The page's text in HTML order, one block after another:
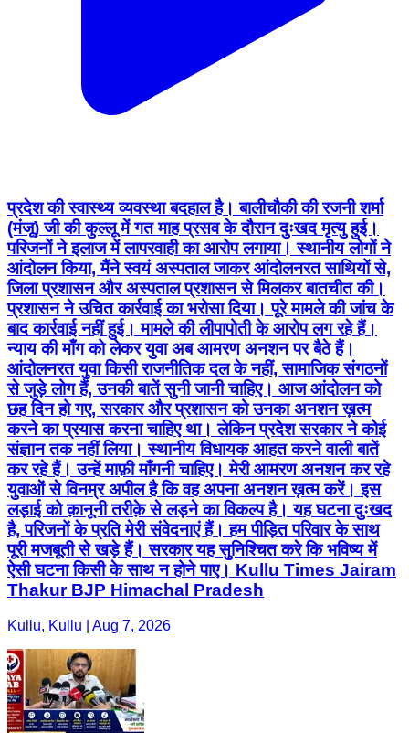
प्रदेश की स्वास्थ्य व्यवस्था बदहाल है। बालीचौकी की रजनी शर्मा
प्रशासन ने उचित कार्रवाई का भरोसा दिया। पूरे मामले की जांच के
बाद कार्रवाई नहीं हुई। मामले की लीपापोती के आरोप लग रहे हैं।
न्याय की माँग को लेकर युवा अब आमरण अनशन पर बैठे हैं।
आंदोलनरत युवा किसी राजनीतिक दल के नहीं, सामाजिक संगठनों
से जुड़े लोग हैं, उनकी बातें सुनी जानी चाहिए। आज आंदोलन को
छह दिन हो गए, सरकार और प्रशासन को उनका अनशन ख़त्म
करने का प्रयास करना चाहिए था। लेकिन प्रदेश सरकार ने कोई
संज्ञान तक नहीं लिया। स्थानीय विधायक आहत करने वाली बातें
कर रहे हैं। उन्हें माफ़ी माँगनी चाहिए। मेरी आमरण अनशन कर रहे
युवाओं से विनम्र अपील है कि वह अपना अनशन ख़त्म करें। इस
लड़ाई को क़ानूनी तरीक़े से लड़ने का विकल्प है। यह घटना दुःखद
है, परिजनों के प्रति मेरी संवेदनाएं हैं। हम पीड़ित परिवार के साथ
पूरी मजबूती से खड़े हैं। सरकार यह सुनिश्चित करे कि भविष्य में
ऐसी घटना किसी के साथ न होने पाए। Kullu Times Jairam
Thakur BJP Himachal Pradesh
Kullu, Kullu | Aug 7, 2026